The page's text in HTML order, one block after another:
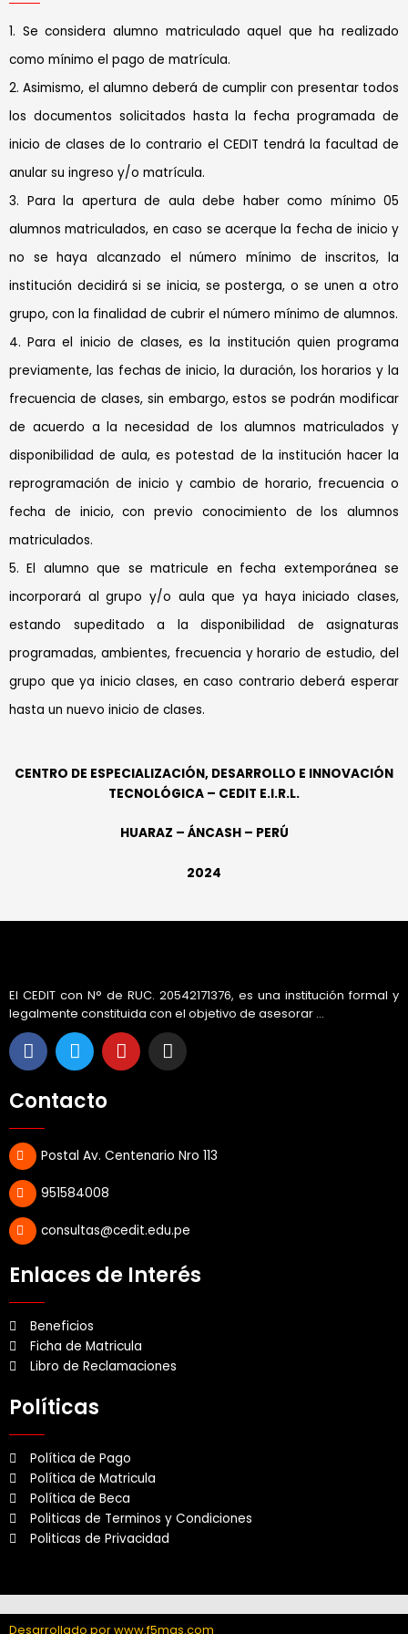
1. Se considera alumno matriculado aquel que ha realizado
como mínimo el pago de matrícula.
2. Asimismo, el alumno deberá de cumplir con presentar todos
los documentos solicitados hasta la fecha programada de
inicio de clases de lo contrario el CEDIT tendrá la facultad de
anular su ingreso y/o matrícula.
3. Para la apertura de aula debe haber como mínimo 05
alumnos matriculados, en caso se acerque la fecha de inicio y
no se haya alcanzado el número mínimo de inscritos, la
institución decidirá si se inicia, se posterga, o se unen a otro
grupo, con la finalidad de cubrir el número mínimo de alumnos.
4. Para el inicio de clases, es la institución quien programa
previamente, las fechas de inicio, la duración, los horarios y la
frecuencia de clases, sin embargo, estos se podrán modificar
de acuerdo a la necesidad de los alumnos matriculados y
disponibilidad de aula, es potestad de la institución hacer la
reprogramación de inicio y cambio de horario, frecuencia o
fecha de inicio, con previo conocimiento de los alumnos
matriculados.
5. El alumno que se matricule en fecha extemporánea se
incorporará al grupo y/o aula que ya haya iniciado clases,
estando supeditado a la disponibilidad de asignaturas
programadas, ambientes, frecuencia y horario de estudio, del
grupo que ya inicio clases, en caso contrario deberá esperar
hasta un nuevo inicio de clases.
CENTRO DE ESPECIALIZACIÓN, DESARROLLO E INNOVACIÓN
TECNOLÓGICA – CEDIT E.I.R.L.
HUARAZ – ÁNCASH – PERÚ
2024
El CEDIT con N° de RUC. 20542171376, es una institución formal y
legalmente constituida con el objetivo de asesorar ...
F
a
c
b
o
o
k
T
w
i
t
r
Y
o
u
e
I
n
s
r
a
Contacto
Postal Av. Centenario Nro 113
951584008
consultas@cedit.edu.pe
Enlaces de Interés
Beneficios
Ficha de Matricula
Libro de Reclamaciones
Políticas
Política de Pago
Política de Matricula
Política de Beca
Politicas de Terminos y Condiciones
Politicas de Privacidad
Desarrollado porwww.f5mas.com